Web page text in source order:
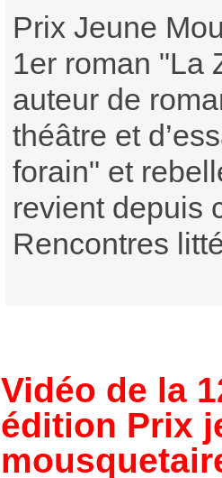
Prix Jeune
1er roman "La
auteur de
théâtre et
forain" et
revient depuis
Rencontres
Vidéo de la
édition Prix